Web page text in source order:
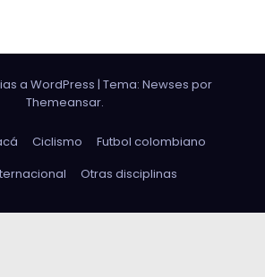
a WordPress | Tema: Newses por
Themeansar.
Ciclismo
Futbol colombiano
Otras disciplinas